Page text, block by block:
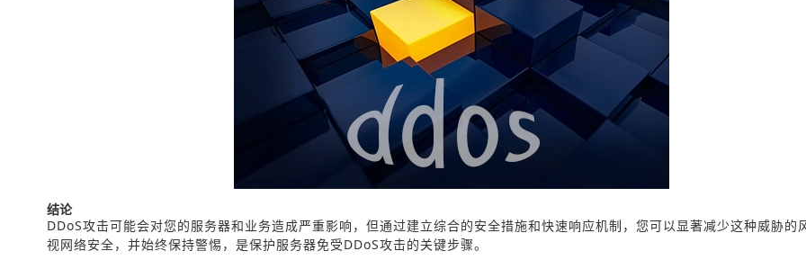
结论
DDoS攻击可能会对您的服务器和业务造成严重影响，但通过建立综合的安全措施和快速响应机制，您可以显著减少这种威胁的
视网络安全，并始终保持警惕，是保护服务器免受DDoS攻击的关键步骤。